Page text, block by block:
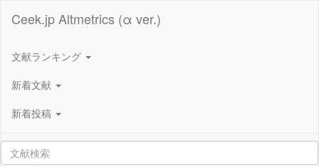
Ceek.jp Altmetrics (α ver.)
文献ランキング
新着文献
新着投稿